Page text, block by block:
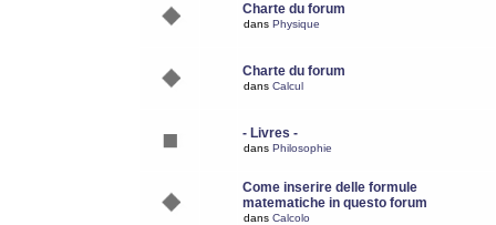
Charte du forum
dans Physique
Charte du forum
dans Calcul
- Livres -
dans Philosophie
Come inserire delle formule
matematiche in questo forum
dans Calcolo